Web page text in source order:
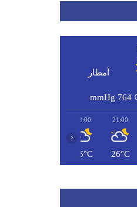
أمطار
764
mmHg
21:00
26°C
22:00
26°C
‹